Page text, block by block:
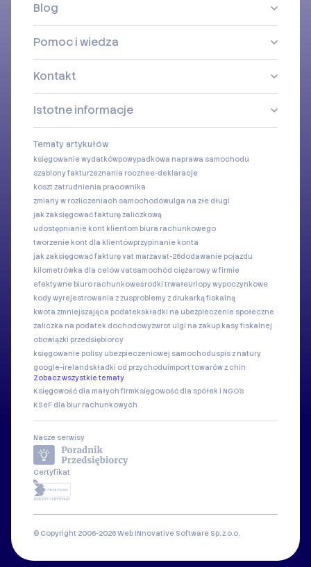
Blog
Pomoc i wiedza
Kontakt
Istotne informacje
Tematy artykułów
księgowanie wydatkówpowypadkowa naprawa samochodu
szablony fakturzeznania rocznee-deklaracje
koszt zatrudnienia pracownika
zmiany w rozliczeniach samochodówulga na złe długi
jak zaksięgować fakturę zaliczkową
udostępnianie kont klientom biura rachunkowego
tworzenie kont dla klientówprzypinanie konta
jak zaksięgować fakturę vat marżavat-26dodawanie pojazdu
kilometrówka dla celów vatsamochód ciężarowy w firmie
efektywne biuro rachunkoweśrodki trwałeUrlopy wypoczynkowe
kody wyrejestrowania z zusproblemy z drukarką fiskalną
kwota zmniejszająca podatekskładki na ubezpieczenie społeczne
zaliczka na podatek dochodowyzwrot ulgi na zakup kasy fiskalnej
obowiązki przedsiębiorcy
księgowanie polisy ubezpieczeniowej samochoduspis z natury
google-ireland składki od przychoduimport towarów z chin
Zobacz wszystkie tematy
Księgowość dla małych firmKsięgowość dla spółek i NGO's
KSeF dla biur rachunkowych
Nasze serwisy
Certyfikat
© Copyright 2006-2026 Web INnovative Software Sp. z o.o.